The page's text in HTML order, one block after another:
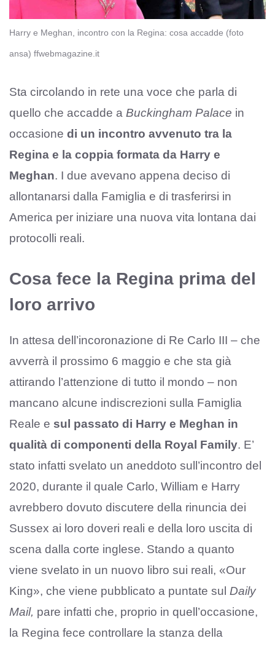
Harry e Meghan, incontro con la Regina: cosa accadde (foto
ansa) ffwebmagazine.it
Sta circolando in rete una voce che parla di
quello che accadde a Buckingham Palace in
occasione di un incontro avvenuto tra la
Regina e la coppia formata da Harry e
Meghan. I due avevano appena deciso di
allontanarsi dalla Famiglia e di trasferirsi in
America per iniziare una nuova vita lontana dai
protocolli reali.
Cosa fece la Regina prima del
loro arrivo
In attesa dell’incoronazione di Re Carlo III – che
avverrà il prossimo 6 maggio e che sta già
attirando l’attenzione di tutto il mondo – non
mancano alcune indiscrezioni sulla Famiglia
Reale e sul passato di Harry e Meghan in
qualità di componenti della Royal Family. E’
stato infatti svelato un aneddoto sull’incontro del
2020, durante il quale Carlo, William e Harry
avrebbero dovuto discutere della rinuncia dei
Sussex ai loro doveri reali e della loro uscita di
scena dalla corte inglese. Stando a quanto
viene svelato in un nuovo libro sui reali, «Our
King», che viene pubblicato a puntate sul Daily
Mail, pare infatti che, proprio in quell’occasione,
la Regina fece controllare la stanza della